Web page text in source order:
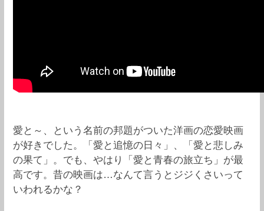
愛と～、という名前の邦題がついた洋画の恋愛映画
が好きでした。「愛と追憶の日々」、「愛と悲しみ
の果て」。でも、やはり「愛と青春の旅立ち」が最
高です。昔の映画は…なんて言うとジジくさいって
いわれるかな？